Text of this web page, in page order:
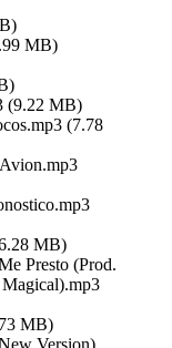
MB)
(9.22 MB)
(7.78
MB)
Presto (Prod.
MB)
Version)